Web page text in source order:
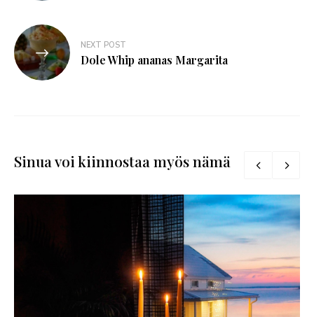
NEXT POST
Dole Whip ananas Margarita
Sinua voi kiinnostaa myös nämä